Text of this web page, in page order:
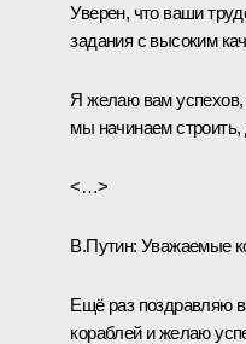
Уверен, что ваши
задания с высоким
Я желаю вам
мы начинаем
<…>
В.Путин: Уважаемые
Ещё раз поздравляю
кораблей и желаю